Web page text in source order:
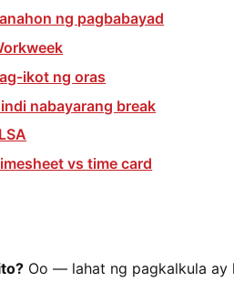
ng pagbabayad
ikot ng oras
nabayarang break
vs time card
Oo — lahat ng pagkalkula ay